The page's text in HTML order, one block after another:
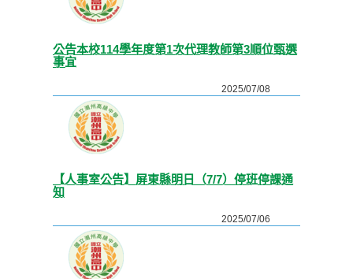
公告本校114學年度第1次代理教師第3順位甄選
事宜
2025/07/08
【人事室公告】屏東縣明日（7/7）停班停課通
知
2025/07/06